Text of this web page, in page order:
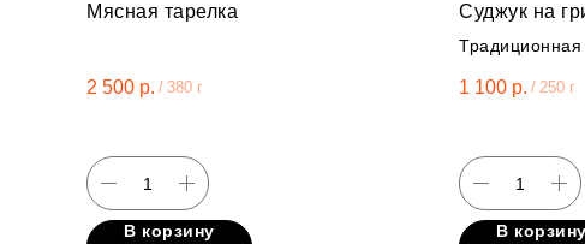
Мясная тарелка
2 500 р. / 380 г
В корзину
Суджук на
Традиционная
ягненка и
1 100 р. / 250 г
В корзину